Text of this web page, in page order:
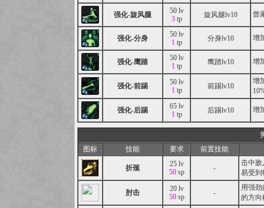
强化-旋风腿
50 lv
3tp 旋风腿lv10 曾
强化-分身
50 lv
1 tp 分身lv10 增
强化-鹰踏
50 lv
1 tp 鹰踏lv10 增
强化-前踢
50 lv
1 tp 前踢lv10
增
强化-后踢
65 lv
1 tp 后踢lv10 增
图标
技能 要求 前置技能
折颈
25 lv
50sp -
击中敌
易受到
肘击
20 lv
50sp -
用强
的方向